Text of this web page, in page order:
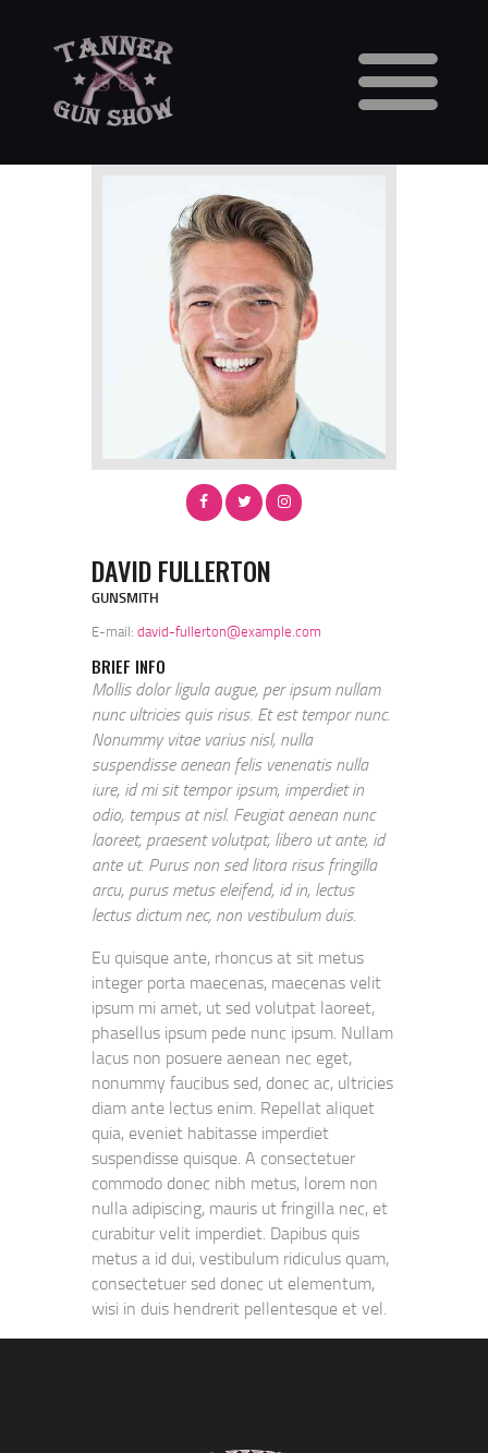
VENDORS
GUN SHOW FAQS
3 DAY WAITING PERIOD
CCW INFORMATION
CONTACT US
BUY TABLES
BUY TICKETS
DAVID FULLERTON
GUNSMITH
E-mail: david-fullerton@example.com
BRIEF INFO
Mollis dolor ligula augue, per ipsum nullam
nunc ultricies quis risus. Et est tempor nunc.
Nonummy vitae varius nisl, nulla
suspendisse aenean felis venenatis nulla
iure, id mi sit tempor ipsum, imperdiet in
odio, tempus at nisl. Feugiat aenean nunc
laoreet, praesent volutpat, libero ut ante, id
ante ut. Purus non sed litora risus fringilla
arcu, purus metus eleifend, id in, lectus
lectus dictum nec, non vestibulum duis.
Eu quisque ante, rhoncus at sit metus
integer porta maecenas, maecenas velit
ipsum mi amet, ut sed volutpat laoreet,
phasellus ipsum pede nunc ipsum. Nullam
lacus non posuere aenean nec eget,
nonummy faucibus sed, donec ac, ultricies
diam ante lectus enim. Repellat aliquet
quia, eveniet habitasse imperdiet
suspendisse quisque. A consectetuer
commodo donec nibh metus, lorem non
nulla adipiscing, mauris ut fringilla nec, et
curabitur velit imperdiet. Dapibus quis
metus a id dui, vestibulum ridiculus quam,
consectetuer sed donec ut elementum,
wisi in duis hendrerit pellentesque et vel.